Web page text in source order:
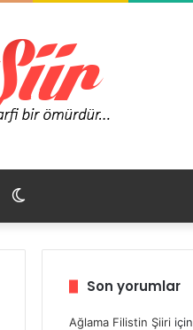
görünümü
Son yorumlar
Ağlama Filistin Şiiri için